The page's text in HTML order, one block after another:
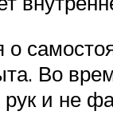
Во
и не